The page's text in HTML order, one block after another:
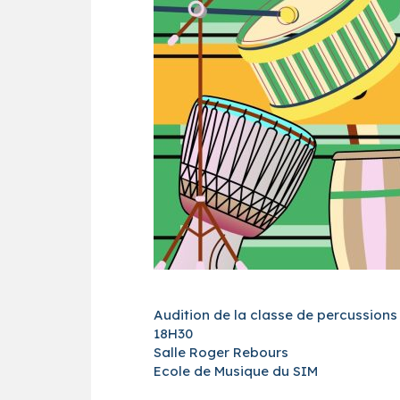
Audition de la classe de percussions
18H30
Salle Roger Rebours
Ecole de Musique du SIM